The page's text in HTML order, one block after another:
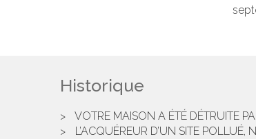
Historique
VOTRE MAISON A ÉTÉ DÉTRUITE
L’ACQUÉREUR D’UN SITE